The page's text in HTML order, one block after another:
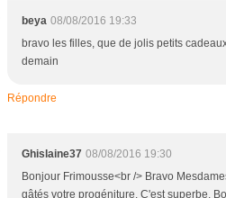
beya 08/08/2016 19:33
bravo les filles, que de jolis petits
demain
Répondre
Ghislaine37 08/08/2016 19:30
Bonjour Frimousse<br /> Bravo
gâtés votre progéniture. C'est superbe.